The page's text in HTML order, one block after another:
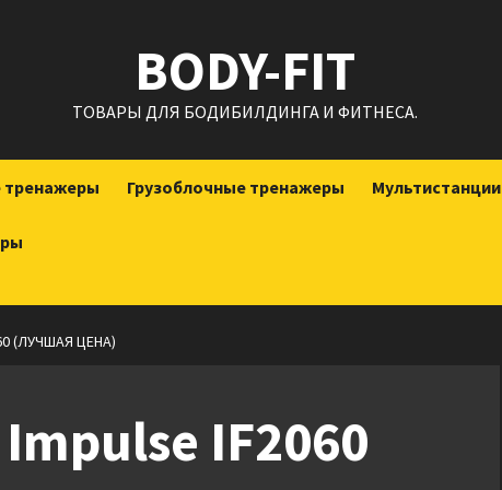
BODY-FIT
ТОВАРЫ ДЛЯ БОДИБИЛДИНГА И ФИТНЕСА.
тренажеры Грузоблочные тренажеры Мультистанции
(ЛУЧШАЯ ЦЕНА)
IF2060